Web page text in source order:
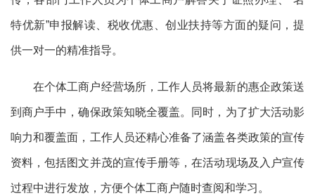
特优新”申报解读、税收优惠、创业扶持等方面的疑问，提
供一对一的精准指导。
在个体工商户经营场所，工作人员将最新的惠企政策送
到商户手中，确保政策知晓全覆盖。同时，为了扩大活动影
响力和覆盖面，工作人员还精心准备了涵盖各类政策的宣传
资料，包括图文并茂的宣传手册等，在活动现场及入户宣传
过程中进行发放，方便个体工商户随时查阅和学习。